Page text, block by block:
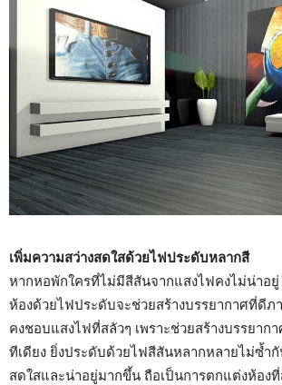
เพิ่มความสว่างสดใสด้วยไฟประดับหลากสี
หากหอพักใครที่ไม่มีสีสันจากแสงไฟคงไม่น่าอยู่
ห้องด้วยไฟประดับจะช่วยสร้างบรรยากาศที่ดีภ
คงชอบแสงไฟที่สลัวๆ เพราะช่วยสร้างบรรยาก
ทีเดียง ยิ่งประดับด้วยไฟสีสันหลากหลายไม่ซ้ำ
สดใสและน่าอยู่มากขึ้น ถือเป็นการตกแต่งห้องที่